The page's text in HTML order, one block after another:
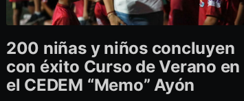
200 niñas y niños concluyen
con éxito Curso de Verano en
el CEDEM “Memo” Ayón